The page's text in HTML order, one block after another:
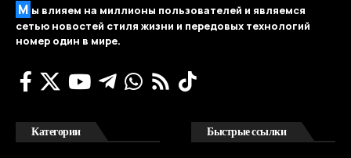
М ы влияем на миллионы пользователей и являемся
сетью новостей стиля жизни и передовых технологий
номер один в мире.
Категории Быстрые ссылки